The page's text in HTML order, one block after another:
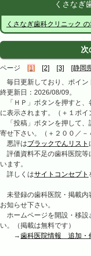
くさなぎ
くさなぎ歯科クリニック の
次
ページ [1] [2] [3] [静岡
毎日更新しており、ポイン
終更新日：2026/08/09。
「ＨＰ」ボタンを押すと、
に表示されます。（＋１ポイ
「投稿」ボタンを押して、
寄せ下さい。（＋２００／－
悪評はブラックでんリスト
評価資料不足の歯科医院等
います。
詳しくはサイトコンセプト
未登録の歯科医院・掲載内
お知らせ下さい。
ホームページを開設・移設
い。（掲載は無料です）
→歯科医院情報 追加・